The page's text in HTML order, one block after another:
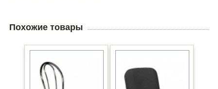
Похожие товары